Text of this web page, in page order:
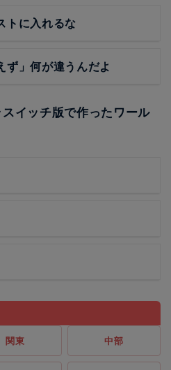
トに入れるな
ず」何が違うんだよ
イッチ版で作ったワール
関東 中部